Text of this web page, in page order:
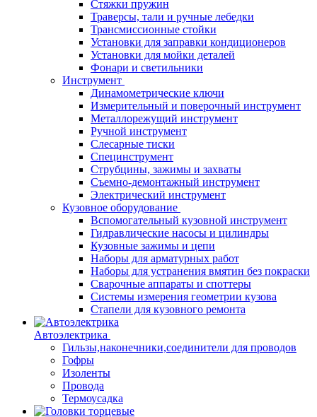
Стяжки пружин
Траверсы, тали и ручные лебедки
Трансмиссионные стойки
Установки для заправки кондиционеров
Установки для мойки деталей
Фонари и светильники
Инструмент
Динамометрические ключи
Измерительный и поверочный инструмент
Металлорежущий инструмент
Ручной инструмент
Слесарные тиски
Специнструмент
Струбцины, зажимы и захваты
Съемно-демонтажный инструмент
Электрический инструмент
Кузовное оборудование
Вспомогательный кузовной инструмент
Гидравлические насосы и цилиндры
Кузовные зажимы и цепи
Наборы для арматурных работ
Наборы для устранения вмятин без покраски
Сварочные аппараты и споттеры
Системы измерения геометрии кузова
Стапели для кузовного ремонта
Автоэлектрика
Гильзы,наконечники,соединители для проводов
Гофры
Изоленты
Провода
Термоусадка